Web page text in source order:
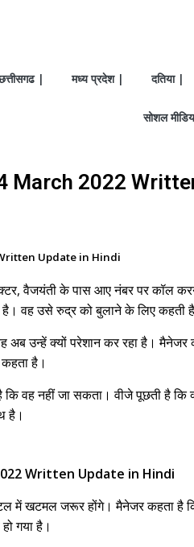
| मध्य प्रदेश | दतिया |
सोशल
2022
Update in Hindi
वैजयंती के पास आए नंबर पर कॉल
है। वह उसे रुद्र को बुलाने के लिए
अब उन्हें क्यों परेशान कर रहा है।
है।
वह नहीं जा सकता। वीजे पूछती है कि
है।
Written Update in Hindi
में खटमल जरूर होंगे। मैनेजर कहता है
गया है।